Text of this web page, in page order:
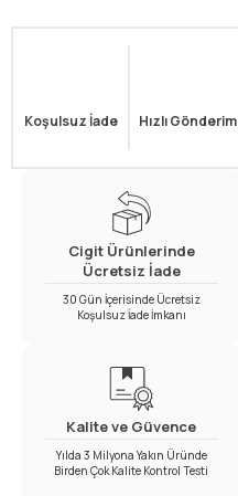
Koşulsuz İade Hızlı Gönderim
Cigit Ürünlerinde
Ücretsiz İade
30 Gün İçerisinde Ücretsiz
Koşulsuz İade İmkanı
Kalite ve Güvence
Yılda 3 Milyona Yakın Üründe
Birden Çok Kalite Kontrol Testi